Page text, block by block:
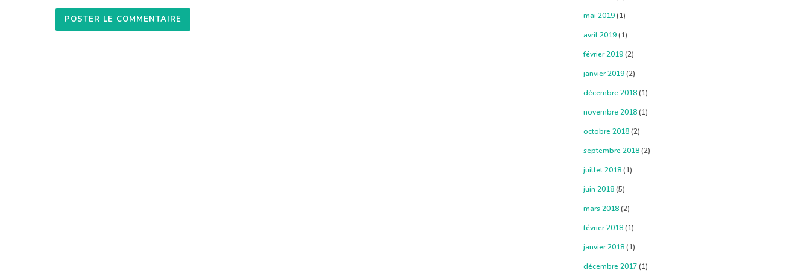
mai 2019(1)
avril 2019(1)
février 2019(2)
janvier 2019(2)
décembre 2018(1)
novembre 2018(1)
octobre 2018(2)
septembre 2018(2)
juillet 2018(1)
juin 2018(5)
mars 2018(2)
février 2018(1)
janvier 2018(1)
décembre 2017(1)